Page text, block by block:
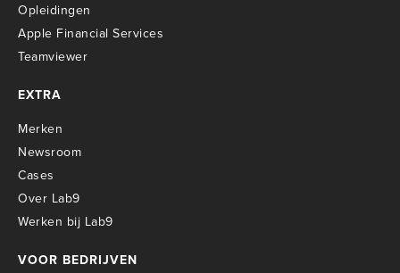
Opleidingen
Apple Financial Services
Teamviewer
EXTRA
Merken
Newsroom
Cases
Over Lab9
Werken bij Lab9
VOOR BEDRIJVEN